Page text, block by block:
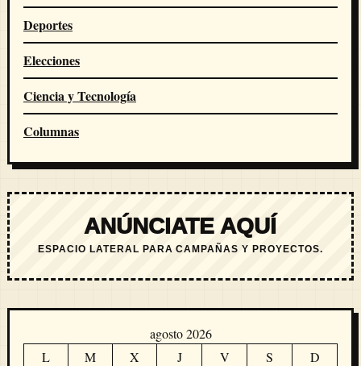
Deportes
Elecciones
Ciencia y Tecnología
Columnas
ANÚNCIATE AQUÍ
ESPACIO LATERAL PARA CAMPAÑAS Y PROYECTOS.
agosto 2026
L
M X J V S
D